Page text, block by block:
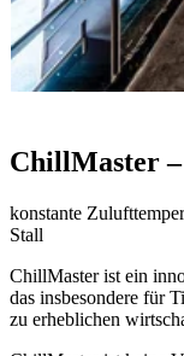
ChillMaster
konstante
Stall
ChillMaster ist ein
das insbesondere für
zu erheblichen